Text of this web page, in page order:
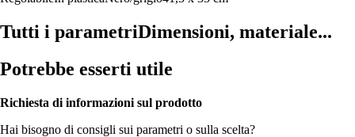
Tutti i parametriDimensioni, materiale...
Potrebbe esserti utile
Richiesta di informazioni sul prodotto
Hai bisogno di consigli sui parametri o sulla scelta?